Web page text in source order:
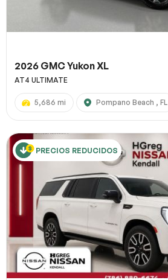
2026 GMC Yukon XL
AT4 ULTIMATE
5,686 mi Pompano Beach , FL
PRECIOS REDUCIDOS